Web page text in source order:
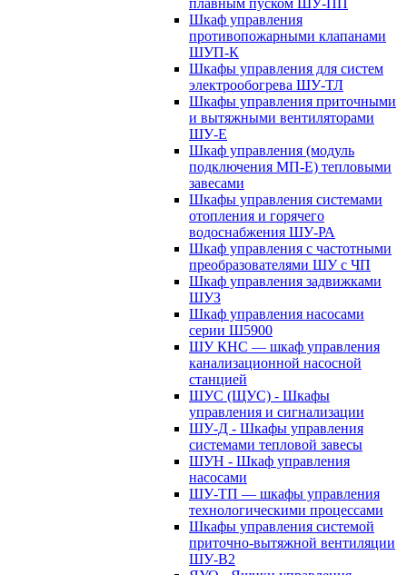
плавным пуском ШУ-ПП
Шкаф управления
противопожарными клапанами
ШУП-К
Шкафы управления для систем
электрообогрева ШУ-ТЛ
Шкафы управления приточными
и вытяжными вентиляторами
ШУ-Е
Шкаф управления (модуль
подключения МП-Е) тепловыми
завесами
Шкафы управления системами
отопления и горячего
водоснабжения ШУ-РА
Шкаф управления с частотными
преобразователями ШУ с ЧП
Шкаф управления задвижками
ШУЗ
Шкаф управления насосами
серии Ш5900
ШУ КНС — шкаф управления
канализационной насосной
станцией
ШУС (ЩУС) - Шкафы
управления и сигнализации
ШУ-Д - Шкафы управления
системами тепловой завесы
ШУН - Шкаф управления
насосами
ШУ-ТП — шкафы управления
технологическими процессами
Шкафы управления системой
приточно-вытяжной вентиляции
ШУ-В2